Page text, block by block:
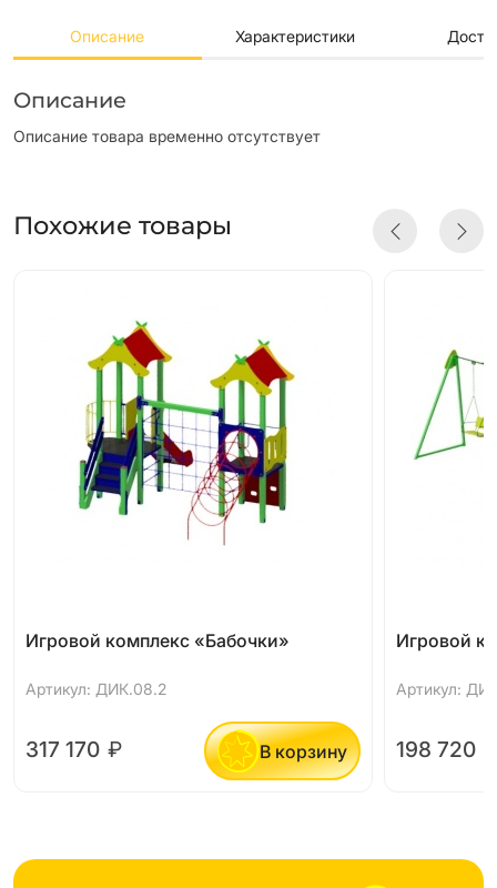
Описание Характеристики
Описание
Описание товара временно отсутствует
Похожие товары
Игровой комплекс «Бабочки»
Артикул: ДИК.08.2
317 170 ₽ В корзину
Игровой
Артикул:
198 720